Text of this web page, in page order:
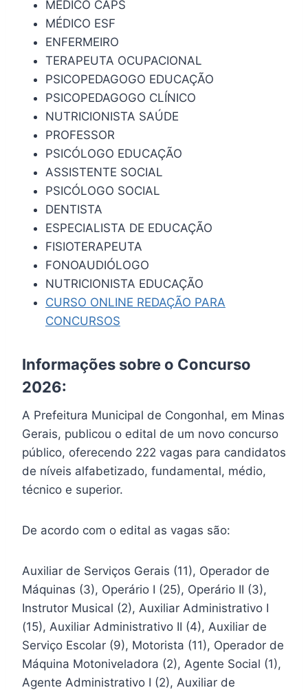
MÉDICO CAPS
MÉDICO ESF
ENFERMEIRO
TERAPEUTA OCUPACIONAL
PSICOPEDAGOGO EDUCAÇÃO
PSICOPEDAGOGO CLÍNICO
NUTRICIONISTA SAÚDE
PROFESSOR
PSICÓLOGO EDUCAÇÃO
ASSISTENTE SOCIAL
PSICÓLOGO SOCIAL
DENTISTA
ESPECIALISTA DE EDUCAÇÃO
FISIOTERAPEUTA
FONOAUDIÓLOGO
NUTRICIONISTA EDUCAÇÃO
CURSO ONLINE REDAÇÃO PARA
CONCURSOS
Informações sobre o Concurso
2026:
A Prefeitura Municipal de Congonhal, em Minas
Gerais, publicou o edital de um novo concurso
público, oferecendo 222 vagas para candidatos
de níveis alfabetizado, fundamental, médio,
técnico e superior.
De acordo com o edital as vagas são:
Auxiliar de Serviços Gerais (11), Operador de
Máquinas (3), Operário I (25), Operário II (3),
Instrutor Musical (2), Auxiliar Administrativo I
(15), Auxiliar Administrativo II (4), Auxiliar de
Serviço Escolar (9), Motorista (11), Operador de
Máquina Motoniveladora (2), Agente Social (1),
Agente Administrativo I (2), Auxiliar de